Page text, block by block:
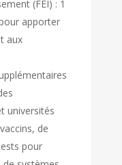
(FEI) : 1
apporter
aux
universités
de
pour